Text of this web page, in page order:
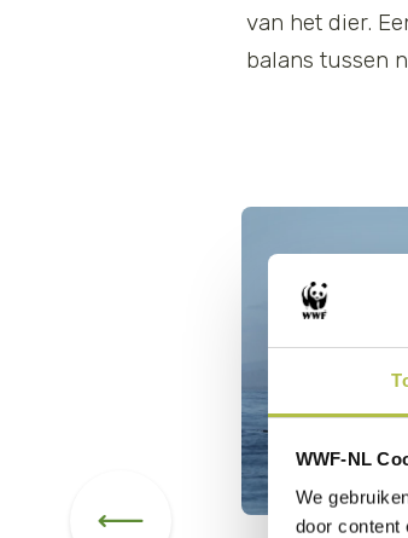
WWF-NL
We
door content
van het dier.
balans tussen